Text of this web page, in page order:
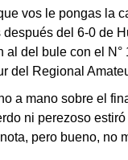
vos le pongas la
del 6-0 de
del bule con el N°
del Regional
a mano sobre el
ni perezoso
pero bueno, no